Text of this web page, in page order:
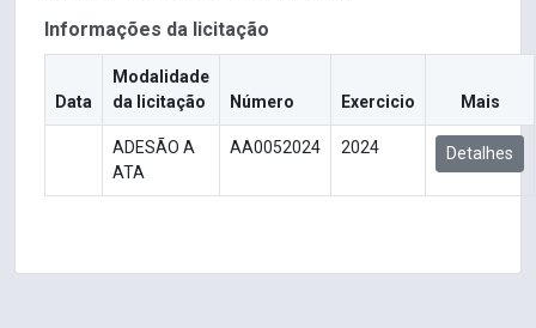
Informações da licitação
Data
Modalidade
da licitação
Número Exercicio Mais
ADESÃO A
ATA
AA0052024 2024 Detalhes